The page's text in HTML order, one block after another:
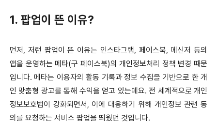
1. 팝업이 뜬 이유?
먼저, 저런 팝업이 뜬 이유는 인스타그램, 페이스북, 메신저 등의
앱을 운영하는 메타(구 페이스북)의 개인정보처리 정책 변경 때문
입니다. 메타는 이용자의 활동 기록과 정보 수집을 기반으로 한 개
인 맞춤형 광고를 통해 수익을 얻고 있는데요.전 세계적으로 개인
정보보호법이 강화되면서, 이에 대응하기 위해 개인정보 관련 동
의를 요청하는 서비스 팝업을 띄웠던 것입니다.